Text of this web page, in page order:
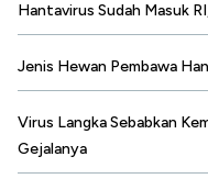
Hantavirus Sudah Masuk
Jenis Hewan Pembawa
Virus Langka Sebabkan
Gejalanya